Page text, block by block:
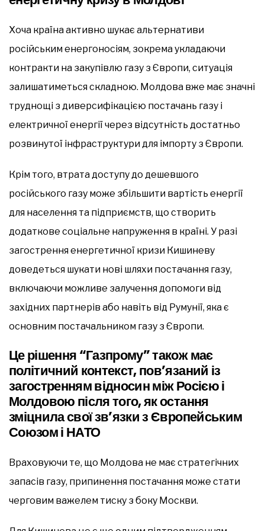
Хоча країна активно шукає альтернативи
російським енергоносіям, зокрема укладаючи
контракти на закупівлю газу з Європи, ситуація
залишатиметься складною. Молдова вже має значні
труднощі з диверсифікацією постачань газу і
електричної енергії через відсутність достатньо
розвинутої інфраструктури для імпорту з Європи.
Крім того, втрата доступу до дешевшого
російського газу може збільшити вартість енергії
для населення та підприємств, що створить
додаткове соціальне напруження в країні. У разі
загострення енергетичної кризи Кишиневу
доведеться шукати нові шляхи постачання газу,
включаючи можливе залучення допомоги від
західних партнерів або навіть від Румунії, яка є
основним постачальником газу з Європи.
Це рішення “Газпрому” також має
політичний контекст, пов’язаний із
загостренням відносин між Росією і
Молдовою після того, як остання
зміцнила свої зв’язки з Європейським
Союзом і НАТО
Враховуючи те, що Молдова не має стратегічних
запасів газу, припинення постачання може стати
черговим важелем тиску з боку Москви.